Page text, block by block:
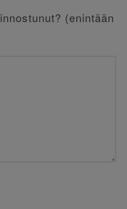
(enintään